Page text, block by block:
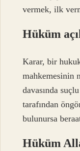
vermek, ilk
Hüküm
Karar, bir
mahkemesinin
davasında
tarafından
bulunursa
Hüküm